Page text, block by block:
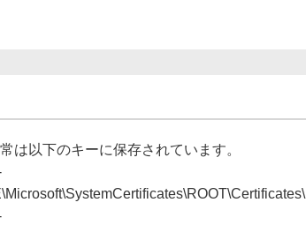
は以下のキーに保存されています。